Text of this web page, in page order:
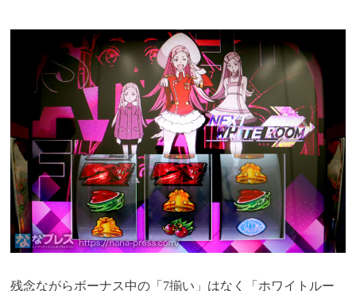
残念ながらボーナス中の「7揃い」はなく「ホワイトルー